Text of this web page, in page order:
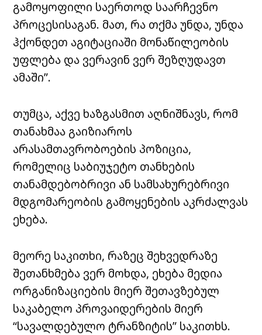
გამოყოფილი საერთოდ საარჩევნო
პროცესისაგან. მათ, რა თქმა უნდა, უნდა
ჰქონდეთ აგიტაციაში მონაწილეობის
უფლება და ვერავინ ვერ შეზღუდავთ
ამაში”.
თუმცა, აქვე ხაზგასმით აღნიშნავს, რომ
თანახმაა გაიზიაროს
არასამთავრობოების პოზიცია,
რომელიც საბიუჯეტო თანხების
თანამდებობრივი ან სამსახურებრივი
მდგომარეობის გამოყენების აკრძალვას
ეხება.
მეორე საკითხი, რაზეც შეხვედრაზე
შეთანხმება ვერ მოხდა, ეხება მედია
ორგანიზაციების მიერ შეთავზებულ
საკაბელო პროვაიდერების მიერ
“სავალდებულო ტრანზიტის” საკითხს.